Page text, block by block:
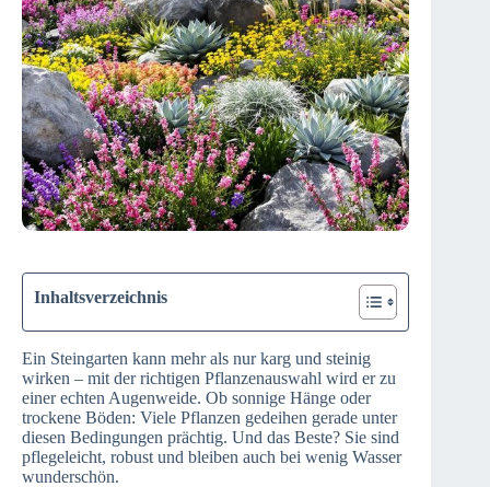
Inhaltsverzeichnis
Ein Steingarten kann mehr als nur karg und steinig
wirken – mit der richtigen Pflanzenauswahl wird er zu
einer echten Augenweide. Ob sonnige Hänge oder
trockene Böden: Viele Pflanzen gedeihen gerade unter
diesen Bedingungen prächtig. Und das Beste? Sie sind
pflegeleicht, robust und bleiben auch bei wenig Wasser
wunderschön.